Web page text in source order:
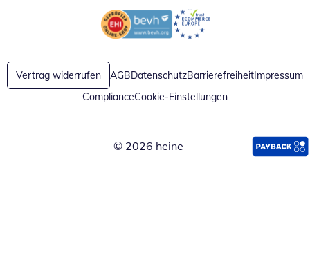
Öffnet in neuem FensterÖffnet in neuem Fenster
Vertrag widerrufen AGBDatenschutzBarrierefreiheitImpressum
ComplianceCookie-Einstellungen
© 2026 heine